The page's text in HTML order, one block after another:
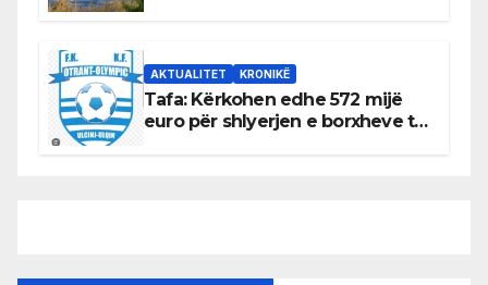
AKTUALITET KRONIKË
Tafa: Kërkohen edhe 572 mijë
euro për shlyerjen e borxheve të